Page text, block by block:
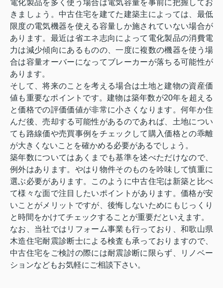
電化製品を多く使う場合は電気容量を事前に把握してお
きましょう。中古住宅を建てた建築主によっては、最低
限度の電気機器を使える容量しか施されていない場合が
あります。最近は省エネ志向によって電化製品の消費電
力は減少傾向にあるものの、一度に複数の機器を使う場
合は容量オーバーになってブレーカーが落ちる可能性が
あります。
そして、将来のことを考える場合は土地と建物の資産価
値も重要なポイントです。建物は築年数が20年を超える
と価格での評価価値が非常に小さくなります。何年か住
んだ後、売却する可能性があるのであれば、土地につい
ても路線価や売買事例をチェックして購入価格との乖離
が大きくないことを確かめる必要があるでしょう。
築年数についてはあくまでも基準を述べただけなので、
例外はあります。やはり物件そのものを吟味して慎重に
選ぶ必要があります。このように中古住宅は新築と比べ
て様々な面で注目したいポイントがあります。価格が安
いことがメリットですが、後悔しないためにもじっくり
と時間をかけてチェックすることが重要だといえます。
なお、当社ではリフォーム事業も行っており、和歌山県
木造住宅耐震診断士による検査も承っておりますので、
中古住宅をご検討の際には耐震診断に限らず、リノベー
ションなどもお気軽にご相談下さい。